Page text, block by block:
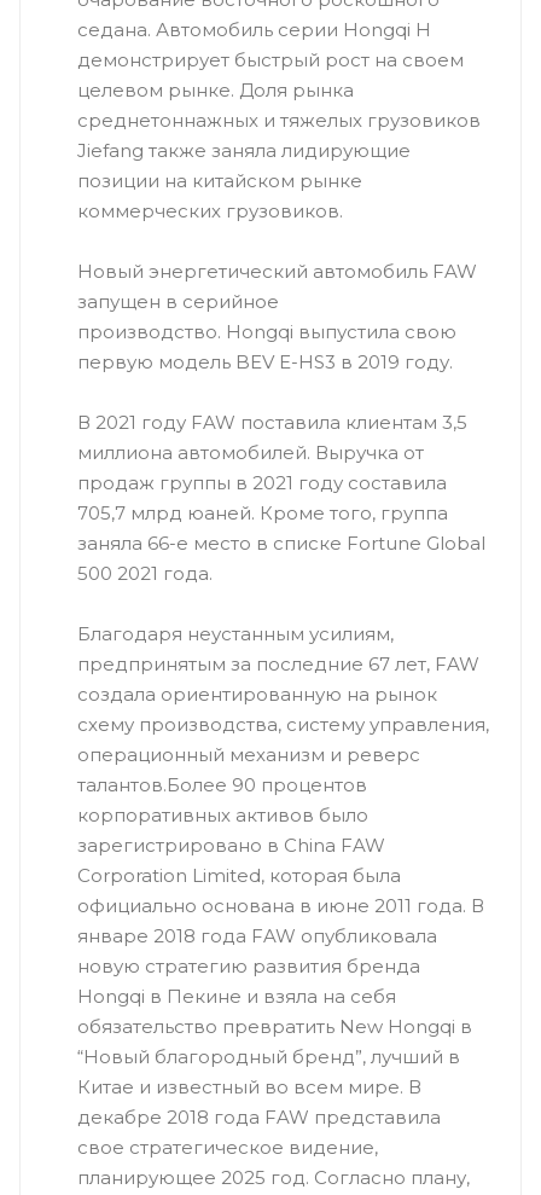
седана. Автомобиль серии Hongqi H
демонстрирует быстрый рост на своем
целевом рынке. Доля рынка
среднетоннажных и тяжелых грузовиков
Jiefang также заняла лидирующие
позиции на китайском рынке
коммерческих грузовиков.
Новый энергетический автомобиль FAW
запущен в серийное
производство. Hongqi выпустила свою
первую модель BEV E-HS3 в 2019 году.
В 2021 году FAW поставила клиентам 3,5
миллиона автомобилей. Выручка от
продаж группы в 2021 году составила
705,7 млрд юаней. Кроме того, группа
заняла 66-е место в списке Fortune Global
500 2021 года.
Благодаря неустанным усилиям,
предпринятым за последние 67 лет, FAW
создала ориентированную на рынок
схему производства, систему управления,
операционный механизм и реверс
талантов.Более 90 процентов
корпоративных активов было
зарегистрировано в China FAW
Corporation Limited, которая была
официально основана в июне 2011 года. В
январе 2018 года FAW опубликовала
новую стратегию развития бренда
Hongqi в Пекине и взяла на себя
обязательство превратить New Hongqi в
“Новый благородный бренд”, лучший в
Китае и известный во всем мире. В
декабре 2018 года FAW представила
свое стратегическое видение,
планирующее 2025 год. Согласно плану,